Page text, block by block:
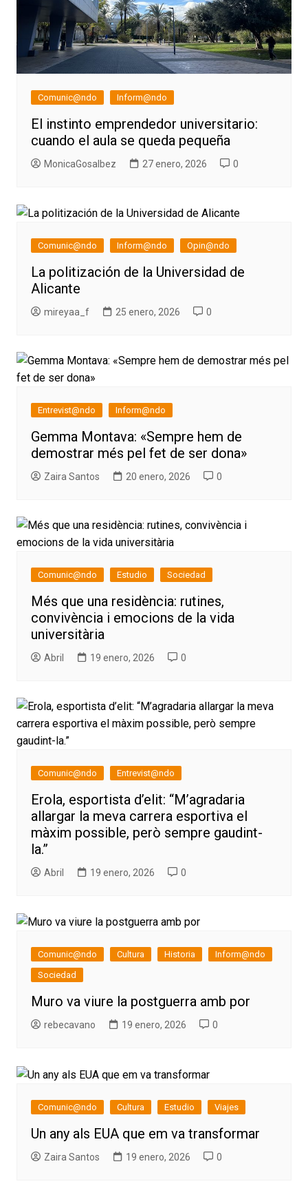
Comunic@ndo Inform@ndo
El instinto emprendedor universitario:
cuando el aula se queda pequeña
MonicaGosalbez 27 enero, 2026 0
Comunic@ndo Inform@ndo Opin@ndo
La politización de la Universidad de
Alicante
mireyaa_f 25 enero, 2026 0
Entrevist@ndo Inform@ndo
Gemma Montava: «Sempre hem de
demostrar més pel fet de ser dona»
Zaira Santos 20 enero, 2026 0
Comunic@ndo Estudio Sociedad
Més que una residència: rutines,
convivència i emocions de la vida
universitària
Abril 19 enero, 2026 0
Comunic@ndo Entrevist@ndo
Erola, esportista d’elit: “M’agradaria
allargar la meva carrera esportiva el
màxim possible, però sempre gaudint-
la.”
Abril 19 enero, 2026 0
Comunic@ndo Cultura Historia
Inform@ndo
Sociedad
Muro va viure la postguerra amb por
rebecavano 19 enero, 2026 0
Comunic@ndo Cultura Estudio Viajes
Un any als EUA que em va transformar
Zaira Santos 19 enero, 2026 0